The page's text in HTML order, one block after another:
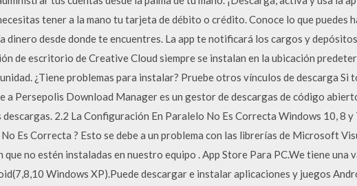
tener a la mano tu tarjeta de débito o crédito. Conoce lo que puedes
dinero desde donde te encuentres. La app te notificará los cargos y
de escritorio de Creative Cloud siempre se instalan en la ubicación
¿Tiene problemas para instalar? Pruebe otros vínculos de descarga Si
a Persepolis Download Manager es un gestor de descargas de código
2.2 La Configuración En Paralelo No Es Correcta Windows 10, 8 y
Es Correcta ? Esto se debe a un problema con las librerías de Microsoft
que no estén instaladas en nuestro equipo . App Store Para PC.We tiene una
Windows XP).Puede descargar e instalar aplicaciones y juegos